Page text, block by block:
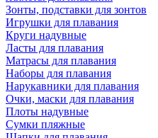
Зонты, подставки для зонтов
Игрушки для плавания
Круги надувные
Ласты для плавания
Матрасы для плавания
Наборы для плавания
Нарукавники для плавания
Очки, маски для плавания
Плоты надувные
Сумки пляжные